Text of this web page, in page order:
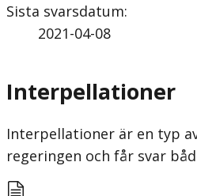
Sista svarsdatum:
2021-04-08
Interpellationer
Interpellationer är en typ
regeringen och får svar